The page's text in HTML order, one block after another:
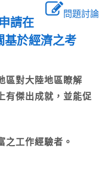
問題討論
請在
基於經濟之考
區對大陸地區瞭解
有傑出成就，並能促
之工作經驗者。